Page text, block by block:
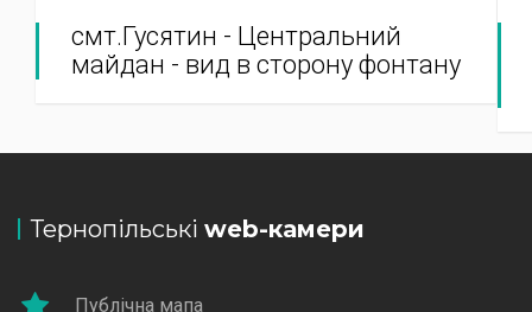
смт.Гусятин - Центральний
майдан - вид в сторону фонтану
Тернопільські web-камери
Публічна мапа